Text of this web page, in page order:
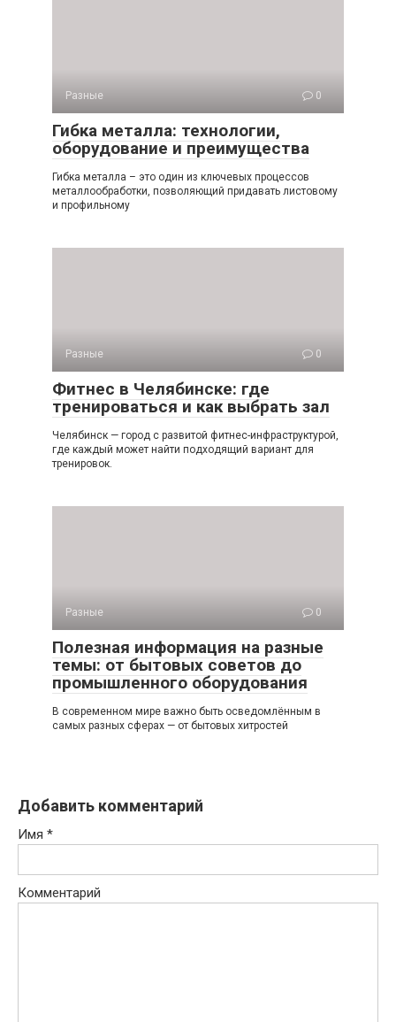
Разные 0
Гибка металла: технологии,
оборудование и преимущества
Гибка металла – это один из ключевых процессов
металлообработки, позволяющий придавать листовому
и профильному
Разные 0
Фитнес в Челябинске: где
тренироваться и как выбрать зал
Челябинск — город с развитой фитнес-инфраструктурой,
где каждый может найти подходящий вариант для
тренировок.
Разные 0
Полезная информация на разные
темы: от бытовых советов до
промышленного оборудования
В современном мире важно быть осведомлённым в
самых разных сферах — от бытовых хитростей
Добавить комментарий
Имя *
Комментарий